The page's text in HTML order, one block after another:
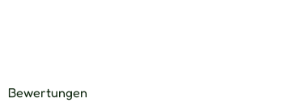
Bewertungen